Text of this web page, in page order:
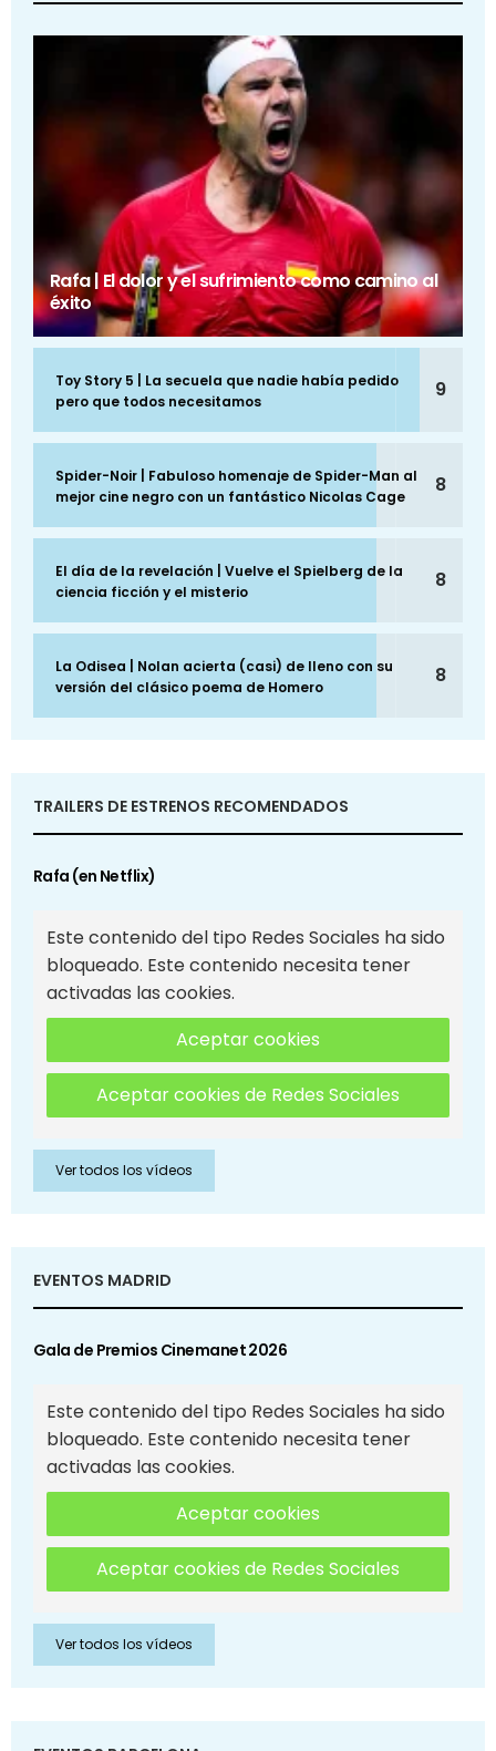
Rafa | El dolor y el sufrimiento como camino al
éxito
Toy Story 5 | La secuela que nadie había pedido
pero que todos necesitamos
9
Spider-Noir | Fabuloso homenaje de Spider-Man al
mejor cine negro con un fantástico Nicolas Cage
8
El día de la revelación | Vuelve el Spielberg de la
ciencia ficción y el misterio
8
La Odisea | Nolan acierta (casi) de lleno con su
versión del clásico poema de Homero
8
TRAILERS DE ESTRENOS RECOMENDADOS
Rafa (en Netflix)
Este contenido del tipo Redes Sociales ha sido
bloqueado. Este contenido necesita tener
activadas las cookies.
Aceptar cookies
Aceptar cookies de Redes Sociales
Ver todos los vídeos
EVENTOS MADRID
Gala de Premios Cinemanet 2026
Este contenido del tipo Redes Sociales ha sido
bloqueado. Este contenido necesita tener
activadas las cookies.
Aceptar cookies
Aceptar cookies de Redes Sociales
Ver todos los vídeos